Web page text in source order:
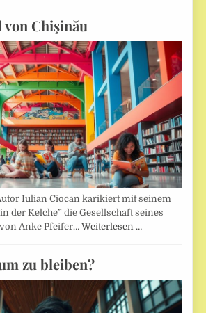
Chişinău
Iulian Ciocan karikiert mit seinem
der Kelche” die Gesellschaft seines
Anke Pfeifer…Weiterlesen …
zu bleiben?